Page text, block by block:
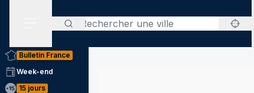
Rechercher
Bulletin France
Week-end
15 jours